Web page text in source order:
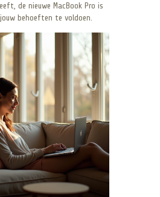
de nieuwe MacBook Pro is
behoeften te voldoen.